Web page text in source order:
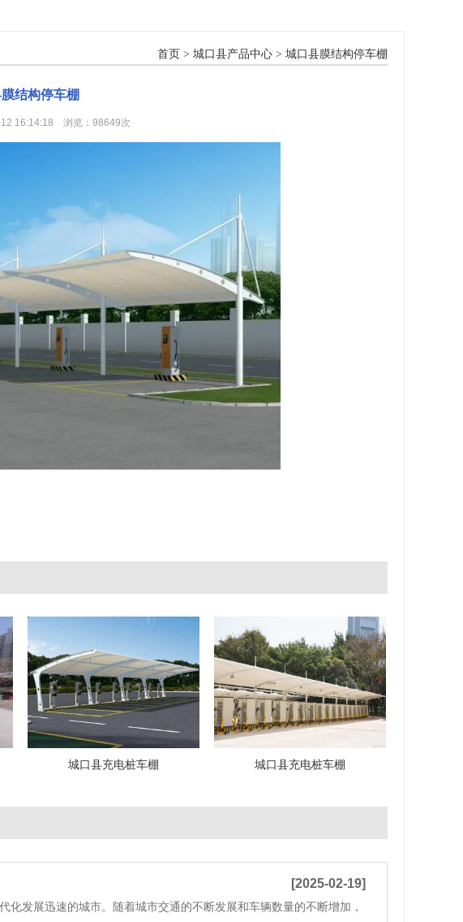
首页 > 城口县产品中心 > 城口县膜结构停车棚
结构停车棚
16:14:18 浏览：98649次
城口县充电桩车棚 城口县充电桩车棚
[2025-02-19]
发展迅速的城市。随着城市交通的不断发展和车辆数量的不断增加，